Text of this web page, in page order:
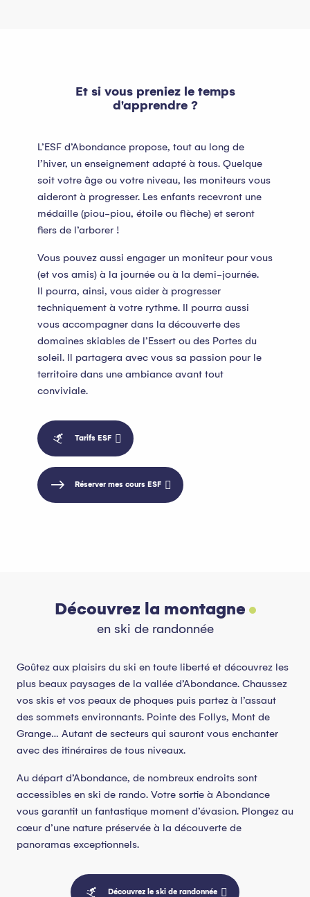
Et si vous preniez le temps
d'apprendre ?
L’ESF d’Abondance propose, tout au long de
l’hiver, un enseignement adapté à tous. Quelque
soit votre âge ou votre niveau, les moniteurs vous
aideront à progresser. Les enfants recevront une
médaille (piou-piou, étoile ou flèche) et seront
fiers de l’arborer !
Vous pouvez aussi engager un moniteur pour vous
(et vos amis) à la journée ou à la demi-journée.
Il pourra, ainsi, vous aider à progresser
techniquement à votre rythme. Il pourra aussi
vous accompagner dans la découverte des
domaines skiables de l’Essert ou des Portes du
soleil. Il partagera avec vous sa passion pour le
territoire dans une ambiance avant tout
conviviale.
Tarifs ESF
Réserver mes cours ESF
Découvrez la montagne
en ski de randonnée
Goûtez aux plaisirs du ski en toute liberté et découvrez les
plus beaux paysages de la vallée d’Abondance. Chaussez
vos skis et vos peaux de phoques puis partez à l’assaut
des sommets environnants. Pointe des Follys, Mont de
Grange… Autant de secteurs qui sauront vous enchanter
avec des itinéraires de tous niveaux.
Au départ d’Abondance, de nombreux endroits sont
accessibles en ski de rando. Votre sortie à Abondance
vous garantit un fantastique moment d’évasion. Plongez au
cœur d’une nature préservée à la découverte de
panoramas exceptionnels.
Découvrez le ski de randonnée